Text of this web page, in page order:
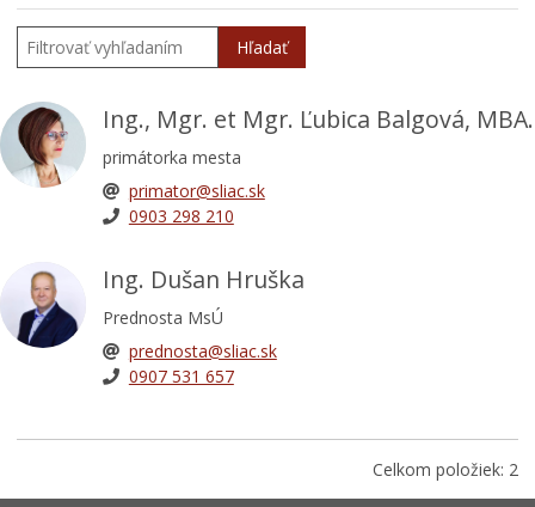
Hľadať
Ing., Mgr. et Mgr. Ľubica Balgová, MBA.
primátorka mesta
primator@sliac.sk
0903 298 210
Ing. Dušan Hruška
Prednosta MsÚ
prednosta@sliac.sk
0907 531 657
Celkom položiek: 2